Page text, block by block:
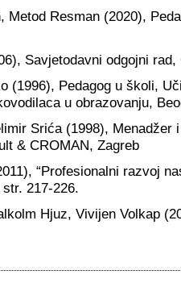
Metod Resman (2020),
Savjetodavni odgojni rad,
(1996), Pedagog u školi,
u obrazovanju,
Srića (1998),
& CROMAN, Zagreb
“Profesionalni razvoj
217-226.
Hjuz, Vivijen Volkap